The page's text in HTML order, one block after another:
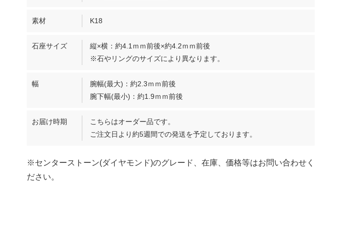
素材 K18
石座サイズ
縦×横：約4.1ｍｍ前後×約4.2ｍｍ前後
※石やリングのサイズにより異なります。
幅
腕幅(最大)：約2.3ｍｍ前後
腕下幅(最小)：約1.9ｍｍ前後
お届け時期
こちらはオーダー品です。
ご注文日より約5週間での発送を予定しております。
※センターストーン(ダイヤモンド)のグレード、在庫、価格等はお問い合わせく
ださい。